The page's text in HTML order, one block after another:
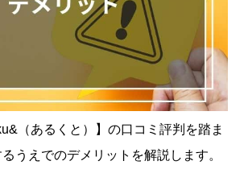
（あるくと）】の口コミ評判を踏ま
うえでのデメリットを解説します。